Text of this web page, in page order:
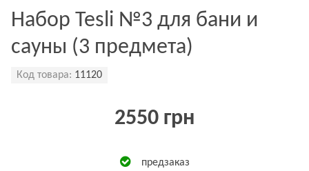
Набор Tesli №3 для бани и
сауны (3 предмета)
Код товара: 11120
2550 грн
предзаказ